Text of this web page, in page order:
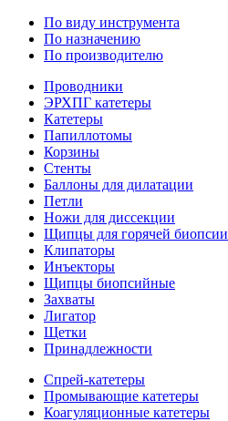
По виду инструмента
По назначению
По производителю
Проводники
ЭРХПГ катетеры
Катетеры
Папиллотомы
Корзины
Стенты
Баллоны для дилатации
Петли
Ножи для диссекции
Щипцы для горячей биопсии
Клипаторы
Инъекторы
Щипцы биопсийные
Захваты
Лигатор
Щетки
Принадлежности
Спрей-катетеры
Промывающие катетеры
Коагуляционные катетеры